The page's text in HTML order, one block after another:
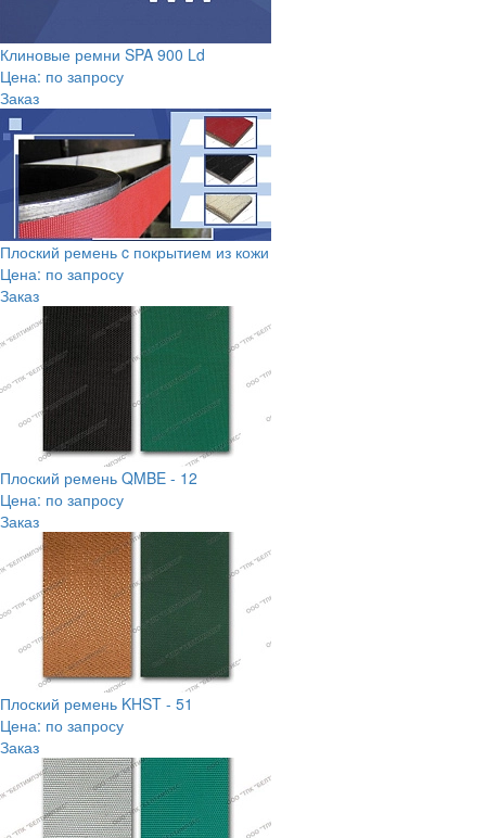
Клиновые ремни SPA 900 Ld
Цена: по запросу
Заказ
Плоский ремень c покрытием из кожи
Цена: по запросу
Заказ
Плоский ремень QMBE - 12
Цена: по запросу
Заказ
Плоский ремень KHST - 51
Цена: по запросу
Заказ